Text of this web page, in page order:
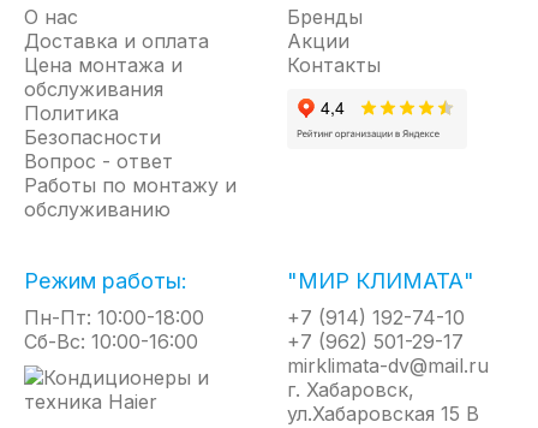
Отличительные особенности
• Медный нагревательный элемент
• Защита от коррозии. Магниевый анод
увеличенной массы
• Режим ЭКО
• Система защиты от коррозии «Protect tank»
• Предохранительный клапан. Для защиты
устройства от превышающего норму
гидравлического давления
• 5 лет гарантии на внутренний бак
О нас
Доставка и оплата
Цена монтажа и
обслуживания
Политика
Безопасности
Вопрос - ответ
Работы по монтажу и
обслуживанию
Бренды
Акции
Контакты
Режим работы:
Пн-Пт: 10:00-18:00
Сб-Вс: 10:00-16:00
"МИР КЛИМАТА"
+7 (914) 192-74-10
+7 (962) 501-29-17
mirklimata-dv@mail.ru
г. Хабаровск,
ул.Хабаровская 15 В